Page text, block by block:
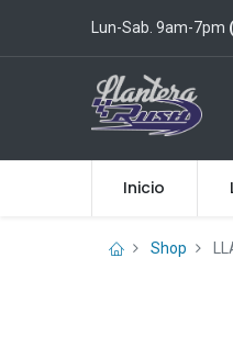
Lun-Sab. 9am-7pm
Inicio
Shop